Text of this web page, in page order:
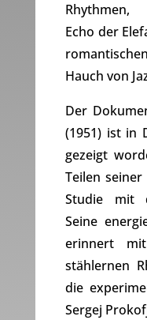
Rhythmen,
Echo der
Hauch von
Der
(1951) ist in
gezeigt
Teilen
Studie mit
Seine
erinnert
stählernen
die
Sergej